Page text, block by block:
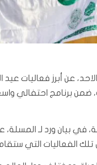
عن أبرز فعاليات عيد
العراق وخارجه، ضمن برنامج
بيان ورد لـ المسلة،
الفعاليات التي